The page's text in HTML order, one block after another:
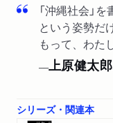
「沖縄社会」
という姿勢だ
もって、わた
──上原健太郎
シリーズ・関連本